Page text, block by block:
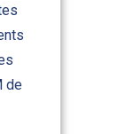
de